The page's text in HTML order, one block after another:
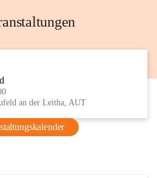
an der Leitha, AUT